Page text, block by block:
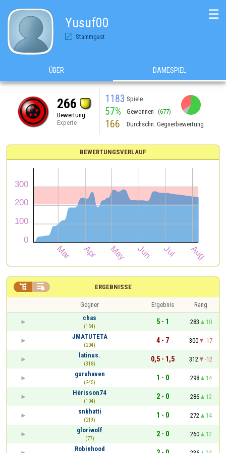
Yusuf00
Stammgast
☰
ÜBER DAMESPIEL
266
Bewertung
Experte
1183 Spiele
57% Gewonnen (677)
166 Durchschn. Gegnerbewertung
BEWERTUNGSVERLAUF
ERGEBNISSE
 
Gegner Ergebnis
Rang
chas
(154)
5 - 1 283
10
JMATUTETA
(204)
4 - 7 300
-17
latinus.
(318)
0,5 - 1,5 312
-12
guruhaven
(245)
1 - 0 298
14
Hérisson74
(104)
2 - 0 286
12
snbhatti
(219)
1 - 0 272
14
gloriwolf
(77)
2 - 0 260
12
Robinhood